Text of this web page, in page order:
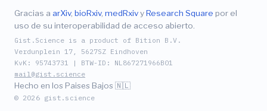
Gracias a arXiv, bioRxiv, medRxivyResearch Square por el
uso de su interoperabilidad de acceso abierto.
Gist.Science is a product of Bition B.V.
Verdunplein 17, 5627SZ Eindhoven
KvK: 95743731 | BTW-ID: NL867271966B01
mail@gist.science
Hecho en los Paises Bajos 🇳🇱
© 2026 gist.science